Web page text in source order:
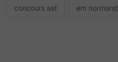
concours ast em